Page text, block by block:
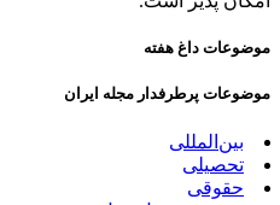
موضوعات داغ هفته
موضوعات پرطرفدار مجله ایران
بین‌المللی
تحصیلی
حقوقی